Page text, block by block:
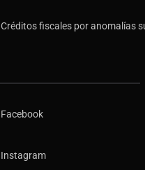
Créditos fiscales por anomalías
Facebook
Instagram